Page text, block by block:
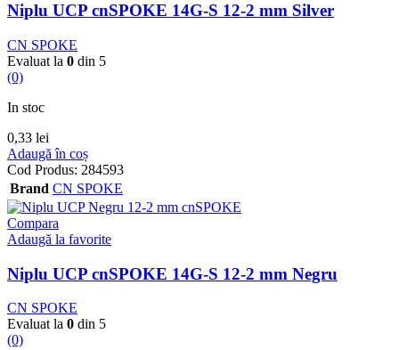
Niplu UCP cnSPOKE 14G-S 12-2 mm Silver
CN SPOKE
Evaluat la 0 din 5
(0)
In stoc
0,33 lei
Adaugă în coș
Cod Produs: 284593
Brand CN SPOKE
Compara
Adaugă la favorite
Niplu UCP cnSPOKE 14G-S 12-2 mm Negru
CN SPOKE
Evaluat la 0 din 5
(0)